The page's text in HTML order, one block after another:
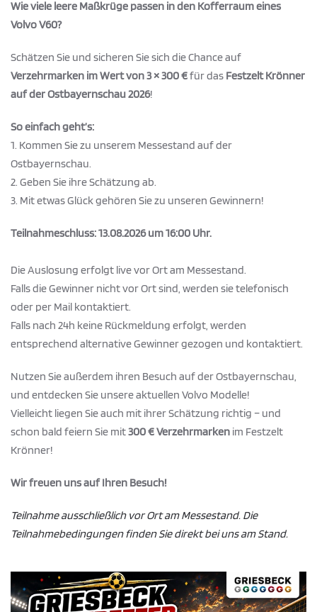
Wie viele leere Maßkrüge passen in den Kofferraum eines
Volvo V60?
Schätzen Sie und sicheren Sie sich die Chance auf
Verzehrmarken im Wert von 3 × 300 €für das Festzelt Krönner
auf der Ostbayernschau 2026!
So einfach geht’s:
1. Kommen Sie zu unserem Messestand auf der
Ostbayernschau.
2. Geben Sie ihre Schätzung ab.
3. Mit etwas Glück gehören Sie zu unseren Gewinnern!
Teilnahmeschluss:13.08.2026 um 16:00 Uhr.
Die Auslosung erfolgt live vor Ort am Messestand.
Falls die Gewinner nicht vor Ort sind, werden sie telefonisch
oder per Mail kontaktiert.
Falls nach 24h keine Rückmeldung erfolgt, werden
entsprechend alternative Gewinner gezogen und kontaktiert.
Nutzen Sie außerdem ihren Besuch auf der Ostbayernschau,
und entdecken Sie unsere aktuellen Volvo Modelle!
Vielleicht liegen Sie auch mit ihrer Schätzung richtig – und
schon bald feiern Sie mit300 € Verzehrmarken im Festzelt
Krönner!
Wir freuen uns auf Ihren Besuch!
Teilnahme ausschließlich vor Ort am Messestand. Die
Teilnahmebedingungen finden Sie direkt bei uns am Stand.